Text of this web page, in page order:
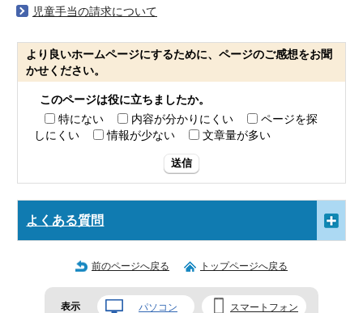
児童手当の請求について
より良いホームページにするために、ページのご感想をお聞
かせください。
このページは役に立ちましたか。
特にない
内容が分かりにくい
ページを探
しにくい
情報が少ない 文章量が多い
送信
よくある質問
前のページへ戻る トップページへ戻る
表示 パソコン スマートフォン